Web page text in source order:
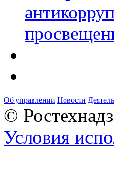
Об управлении Новости
©
Условия